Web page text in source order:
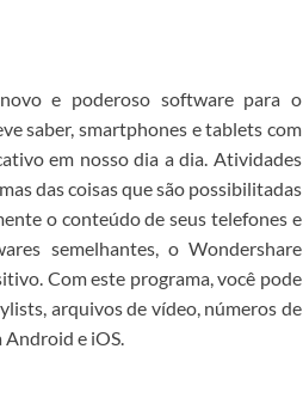
e poderoso software para o
saber, smartphones e tablets com
em nosso dia a dia. Atividades
das coisas que são possibilitadas
o conteúdo de seus telefones e
semelhantes, o Wondershare
Com este programa, você pode
arquivos de vídeo, números de
Android e iOS.